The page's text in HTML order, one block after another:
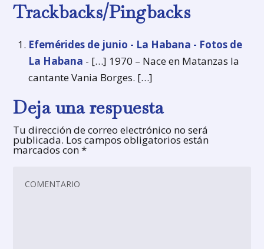
Trackbacks/Pingbacks
Efemérides de junio - La Habana - Fotos de
La Habana - […] 1970 – Nace en Matanzas la
cantante Vania Borges. […]
Deja una respuesta
Tu dirección de correo electrónico no será
publicada. Los campos obligatorios están
marcados con*